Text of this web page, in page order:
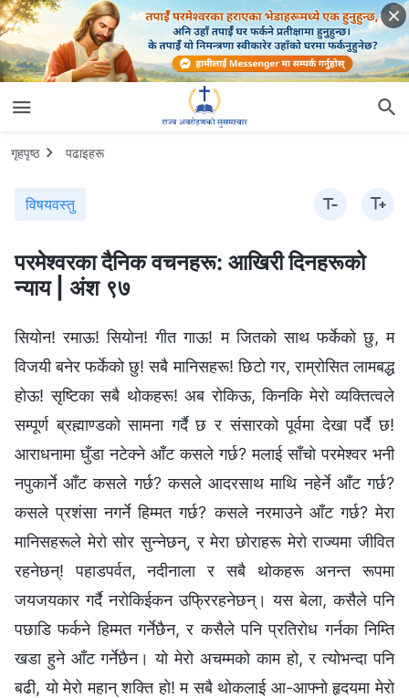
गृहपृष्ठ पढाइहरू
विषयवस्तु
परमेश्‍वरका दैनिक वचनहरू: आखिरी दिनहरूको
न्याय | अंश ९७
सियोन! रमाऊ! सियोन! गीत गाऊ! म जितको साथ फर्केको छु, म
विजयी बनेर फर्केको छु! सबै मानिसहरू! छिटो गर, राम्रोसित लामबद्ध
होऊ! सृष्टिका सबै थोकहरू! अब रोकिऊ, किनकि मेरो व्यक्तित्वले
सम्पूर्ण ब्रह्माण्डको सामना गर्दै छ र संसारको पूर्वमा देखा पर्दै छ!
आराधनामा घुँडा नटेक्‍ने आँट कसले गर्छ? मलाई साँचो परमेश्‍वर भनी
नपुकार्ने आँट कसले गर्छ? कसले आदरसाथ माथि नहेर्ने आँट गर्छ?
कसले प्रशंसा नगर्ने हिम्मत गर्छ? कसले नरमाउने आँट गर्छ? मेरा
मानिसहरूले मेरो सोर सुन्‍नेछन्, र मेरा छोराहरू मेरो राज्यमा जीवित
रहनेछन्! पहाडपर्वत, नदीनाला र सबै थोकहरू अनन्त रूपमा
जयजयकार गर्दै नरोकिईकन उफ्रिरहनेछन्। यस बेला, कसैले पनि
पछाडि फर्कने हिम्मत गर्नेछैन, र कसैले पनि प्रतिरोध गर्नका निम्ति
खडा हुने आँट गर्नेछैन। यो मेरो अचम्मको काम हो, र त्योभन्दा पनि
बढी, यो मेरो महान् शक्ति हो! म सबै थोकलाई आ-आफ्नो हृदयमा मेरो